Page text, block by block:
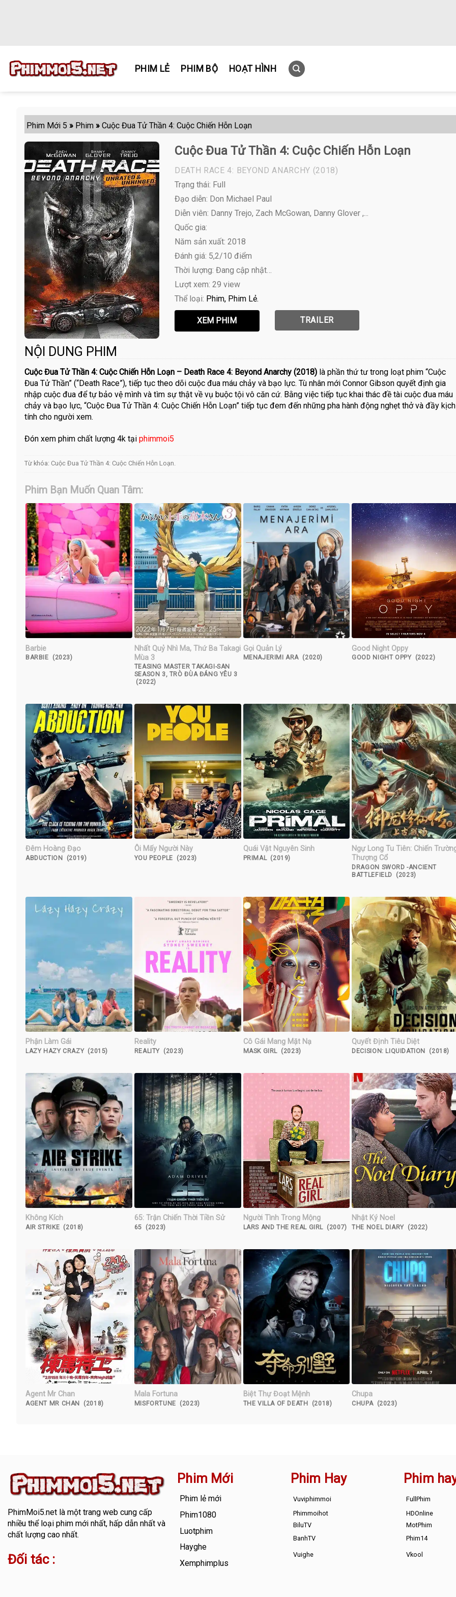
PHIM LẺ PHIM BỘ HOẠT HÌNH
Phim Mới 5 » Phim » Cuộc Đua Tử Thần 4: Cuộc Chiến Hỗn Loạn
Cuộc Đua Tử Thần 4: Cuộc Chiến Hỗn Loạn
DEATH RACE 4: BEYOND ANARCHY (2018)
Trạng thái: Full
Đạo diễn: Don Michael Paul
Diễn viên: Danny Trejo, Zach McGowan, Danny Glover ,...
Quốc gia:
Năm sản xuất: 2018
Đánh giá: 5,2/10 điểm
Thời lượng: Đang cập nhật…
Lượt xem: 29 view
Thể loại: Phim Phim Lẻ
TRAILER
NỘI DUNG PHIM
Cuộc Đua Tử Thần 4: Cuộc Chiến Hỗn Loạn – Death Race 4: Beyond Anarchy (2018) là phần thứ tư trong loạt phim “Cuộc
Đua Tử Thần” (“Death Race”), tiếp tục theo dõi cuộc đua máu chảy và bạo lực. Tù nhân mới Connor Gibson quyết định gia
nhập cuộc đua để tự bảo vệ mình và tìm sự thật về vụ buộc tội vô căn cứ. Bằng việc tiếp tục khai thác đề tài cuộc đua máu
chảy và bạo lực, “Cuộc Đua Tử Thần 4: Cuộc Chiến Hỗn Loạn” tiếp tục đem đến những pha hành động nghẹt thở và đầy kịch
tính cho người xem.
Đón xem phim chất lượng 4k tại phimmoi5
Từ khóa: Cuộc Đua Tử Thần 4: Cuộc Chiến Hỗn Loạn.
Phim Bạn Muốn Quan Tâm:
Barbie
BARBIE (2023)
Nhất Quỷ Nhì Ma, Thứ Ba Takagi
Mùa 3
TEASING MASTER TAKAGI-SAN
SEASON 3, TRÒ ĐÙA ĐÁNG YÊU 3
(2022)
Gọi Quản Lý
MENAJERIMI ARA (2020)
Good Night Oppy
GOOD NIGHT OPPY (2022)
Đêm Hoàng Đạo
ABDUCTION (2019)
Ôi Mấy Người Này
YOU PEOPLE (2023)
Quái Vật Nguyên Sinh
PRIMAL (2019)
Ngự Long Tu Tiên: Chiến
Thượng Cổ
DRAGON SWORD -ANCIENT
BATTLEFIELD (2023)
Phận Làm Gái
LAZY HAZY CRAZY (2015)
Reality
REALITY (2023)
Cô Gái Mang Mặt Nạ
MASK GIRL (2023)
Quyết Định Tiêu Diệt
DECISION: LIQUIDATION (2018)
Không Kích
AIR STRIKE (2018)
65: Trận Chiến Thời Tiền Sử
65 (2023)
Người Tình Trong Mộng
LARS AND THE REAL GIRL (2007)
Nhật Ký Noel
THE NOEL DIARY (2022)
Agent Mr Chan
AGENT MR CHAN (2018)
Mala Fortuna
MISFORTUNE (2023)
Biệt Thự Đoạt Mệnh
THE VILLA OF DEATH (2018)
Chupa
CHUPA (2023)
PhimMoi5.netlà một trang web cung cấp
nhiều thể loại phim mới nhất, hấp dẫn nhất và
chất lượng cao nhất.
Đối tác :
Phim Mới
Phim lẻ mới
Phim1080
Luotphim
Hayghe
Xemphimplus
Phim Hay
Vuviphimmoi
Phimmoihot
BiluTV
BanhTV
Vuighe
Phim
FullPhim
HDOnline
MotPhim
Phim14
Vkool